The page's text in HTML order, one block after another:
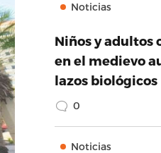
Noticias
Niños y adultos
en el medievo
lazos biológicos
0
Noticias